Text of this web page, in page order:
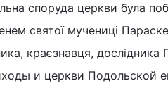
споруда церкви була
святої мучениці
краєзнавця, дослідника
и церкви Подольской